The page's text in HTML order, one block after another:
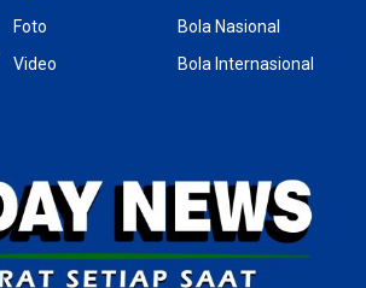
Foto
Video
Bola Nasional
Bola Internasional